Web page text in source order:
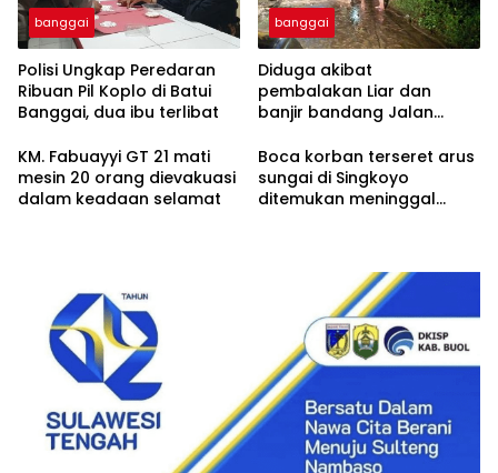
banggai
Polisi Ungkap Peredaran
Ribuan Pil Koplo di Batui
Banggai, dua ibu terlibat
banggai
Diduga akibat
pembalakan Liar dan
banjir bandang Jalan
Total di Desa Huhak
KM. Fabuayyi GT 21 mati
mesin 20 orang dievakuasi
dalam keadaan selamat
Boca korban terseret arus
sungai di Singkoyo
ditemukan meninggal